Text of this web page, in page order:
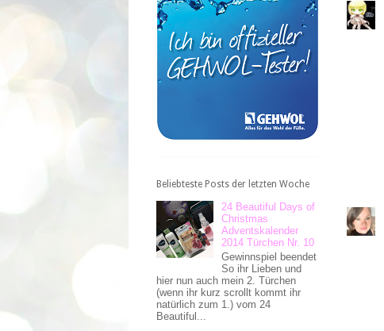
Beliebteste Posts der letzten Woche
24 Beautiful Days of
Christmas
Adventskalender
2014 Türchen Nr. 10
Gewinnspiel beendet
So ihr Lieben und
hier nun auch mein 2. Türchen
(wenn ihr kurz scrollt kommt ihr
natürlich zum 1.) vom 24
Beautiful...